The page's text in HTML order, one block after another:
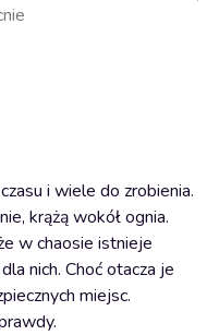
i wiele do zrobienia.
krążą wokół ognia.
w chaosie istnieje
nich. Choć otacza je
miejsc.